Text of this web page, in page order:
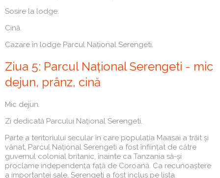
Sosire la lodge.
Cină.
Cazare în lodge Parcul Național Serengeti.
Ziua 5: Parcul Național Serengeti - mic
dejun, prânz, cină
Mic dejun.
Zi dedicată Parcului Național Serengeti.
Parte a teritoriului secular în care populația Maasai a trăit și
vânat, Parcul Național Serengeti a fost înființat de către
guvernul colonial britanic, înainte ca Tanzania să-și
proclame independența față de Coroană. Ca recunoaștere
a importanței sale, Serengeti a fost inclus pe lista